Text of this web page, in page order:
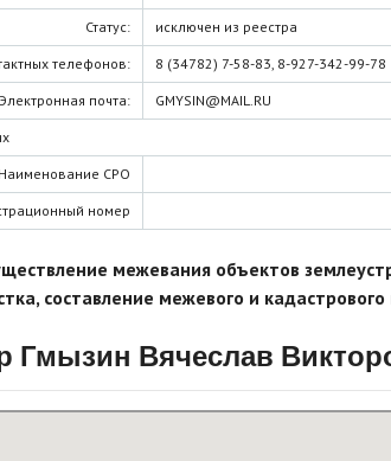
Статус: исключен из реестра
телефонов: 8 (34782) 7-58-83, 8-927-342-99-78
Электронная почта: GMYSIN@MAIL.RU
Наименование СРО
номер
межевания объектов
составление межевого и кадастрового
Гмызин Вячеслав